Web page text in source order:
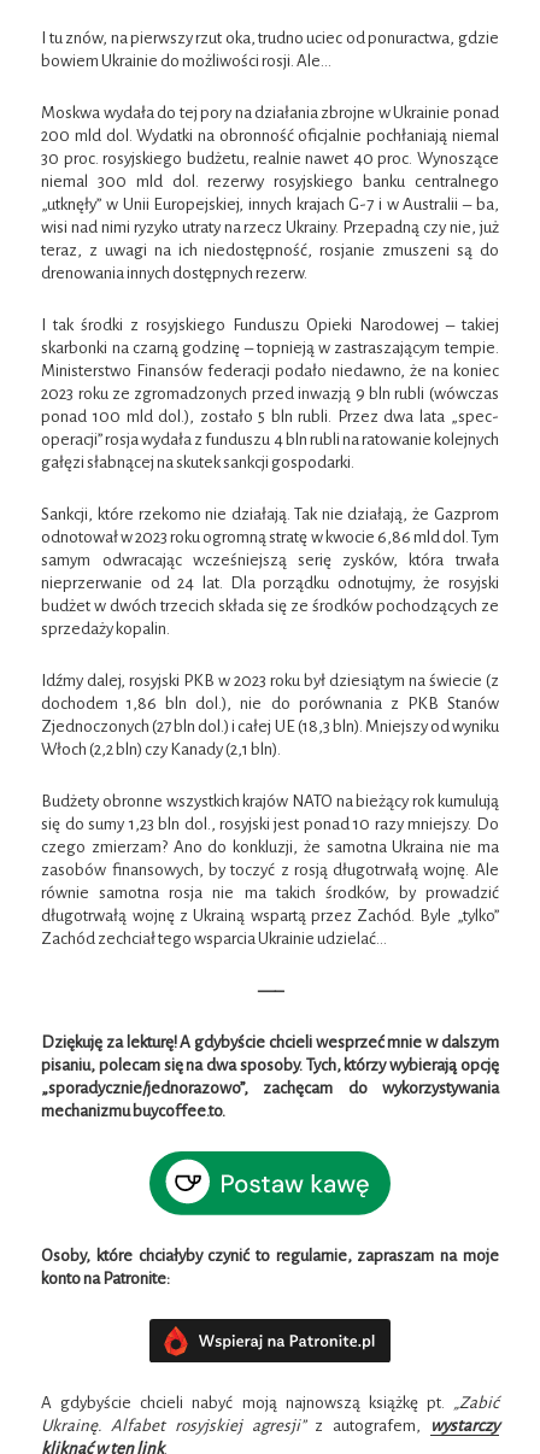
I tu znów, na pierwszy rzut oka, trudno uciec od ponuractwa, gdzie
bowiem Ukrainie do możliwości rosji. Ale…
Moskwa wydała do tej pory na działania zbrojne w Ukrainie ponad
200 mld dol. Wydatki na obronność oficjalnie pochłaniają niemal
30 proc. rosyjskiego budżetu, realnie nawet 40 proc. Wynoszące
niemal 300 mld dol. rezerwy rosyjskiego banku centralnego
„utknęły” w Unii Europejskiej, innych krajach G-7 i w Australii – ba,
wisi nad nimi ryzyko utraty na rzecz Ukrainy. Przepadną czy nie, już
teraz, z uwagi na ich niedostępność, rosjanie zmuszeni są do
drenowania innych dostępnych rezerw.
I tak środki z rosyjskiego Funduszu Opieki Narodowej – takiej
skarbonki na czarną godzinę – topnieją w zastraszającym tempie.
Ministerstwo Finansów federacji podało niedawno, że na koniec
2023 roku ze zgromadzonych przed inwazją 9 bln rubli (wówczas
ponad 100 mld dol.), zostało 5 bln rubli. Przez dwa lata „spec-
operacji” rosja wydała z funduszu 4 bln rubli na ratowanie kolejnych
gałęzi słabnącej na skutek sankcji gospodarki.
Sankcji, które rzekomo nie działają. Tak nie działają, że Gazprom
odnotował w 2023 roku ogromną stratę w kwocie 6,86 mld dol. Tym
samym odwracając wcześniejszą serię zysków, która trwała
nieprzerwanie od 24 lat. Dla porządku odnotujmy, że rosyjski
budżet w dwóch trzecich składa się ze środków pochodzących ze
sprzedaży kopalin.
Idźmy dalej, rosyjski PKB w 2023 roku był dziesiątym na świecie (z
dochodem 1,86 bln dol.), nie do porównania z PKB Stanów
Zjednoczonych (27 bln dol.) i całej UE (18,3 bln). Mniejszy od wyniku
Włoch (2,2 bln) czy Kanady (2,1 bln).
Budżety obronne wszystkich krajów NATO na bieżący rok kumulują
się do sumy 1,23 bln dol., rosyjski jest ponad 10 razy mniejszy. Do
czego zmierzam? Ano do konkluzji, że samotna Ukraina nie ma
zasobów finansowych, by toczyć z rosją długotrwałą wojnę. Ale
równie samotna rosja nie ma takich środków, by prowadzić
długotrwałą wojnę z Ukrainą wspartą przez Zachód. Byle „tylko”
Zachód zechciał tego wsparcia Ukrainie udzielać…
—–
Dziękuję za lekturę! A gdybyście chcieli wesprzeć mnie w dalszym
pisaniu, polecam się na dwa sposoby. Tych, którzy wybierają opcję
„sporadycznie/jednorazowo”, zachęcam do wykorzystywania
mechanizmu buycoffee.to.
Osoby, które chciałyby czynić to regularnie, zapraszam na moje
konto na Patronite:
A gdybyście chcieli nabyć moją najnowszą książkę pt. „Zabić
Ukrainę. Alfabet rosyjskiej agresji”z autografem,
wystarczy
kliknąć w ten link.